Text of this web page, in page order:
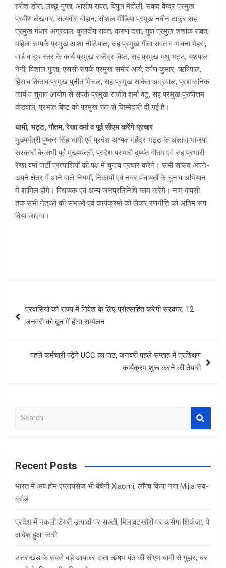
हरीश डोरा, लच्छू गुप्ता, आशीष रावत, विपुल मेंदोली, संवाद केंद्र प्रमुख
प्रवीण लेखवार, सत्यवीर चौहान, सोशल मीडिया प्रमुख नवीन ठाकुर सह
प्रमुख गंधार अग्रवाल, कुलदीप रावत, करुण दत्ता, युवा प्रमुख शशांक रावत,
महिला सम्पर्क प्रमुख आशा नौटियाल, सह प्रमुख गीता रावत व भावना मेहरा,
वार्ड व बूथ स्तर के कार्य प्रमुख राजेंद्र बिष्ट, सह प्रमुख मधु भट्ट, यशपाल
नेगी, विशाल गुप्ता, एससी संपर्क प्रमुख समीर आर्य, दर्पण कुमार, ऋषिपाल,
हिसाब किताब प्रमुख पुनीत मित्तल, सह प्रमुख साकेत अग्रवाल, प्रशासनिक
कार्य व चुनाव आयोग से संपर्क प्रमुख राजीव शर्मा बंटू, सह प्रमुख पुरुषोत्तम
कंडवाल, प्रभात बिष्ट को प्रमुख रूप से जिम्मेदारी दी गई है।
धामी, भट्ट, गौतम, रेखा वर्मा व पूर्व सीएम करेंगे प्रचार
मुख्यमंत्री पुष्कर सिंह धामी एवं प्रदेश अध्यक्ष महेंद्र भट्ट के अलावा भाजपा
सरकारों के सभी पूर्व मुख्यमंत्री, प्रदेश प्रभारी दुष्यंत गौतम एवं सह प्रभारी
रेखा वर्मा पार्टी प्रत्याशियों की पक्ष में चुनाव प्रचार करेंगे। सभी सांसद अपने-
अपने क्षेत्र में आने वाले निगमों, निकायों एवं नगर पंचायतों के चुनाव अभियान
में शामिल होंगे। विधायक एवं अन्य जनप्रतिनिधि काम करेंगे। नाम वापसी
तक सभी नेताओं की सभाओं एवं कार्यक्रमों को लेकर रणनीति को अंतिम रूप
दिया जाएगा।
navigation
प्रवासियों को राज्य में निवेश के लिए प्रोत्साहित करेगी सरकार, 12
जनवरी को दून में होगा सम्मेलन
पहले कर्मचारी पढ़ेंगे UCC का पाठ, जनवरी पहले सप्ताह में प्रशिक्षण
कार्यक्रम शुरू करने की तैयारी
a
c
Recent Posts
भारत में अब होम एप्लायंसेज भी बेचेगी Xiaomi, लॉन्च किया नया Mijia सब-
ब्रांड
प्रदेश में नकली डेयरी उत्पादों पर सख्ती, मिलावटखोरों पर कसेगा शिकंजा, ये
आदेश हुआ जारी
उत्तराखंड के सबसे बड़े आयकर दाता ऋषभ पंत की सीएम धामी से गुहार, घर